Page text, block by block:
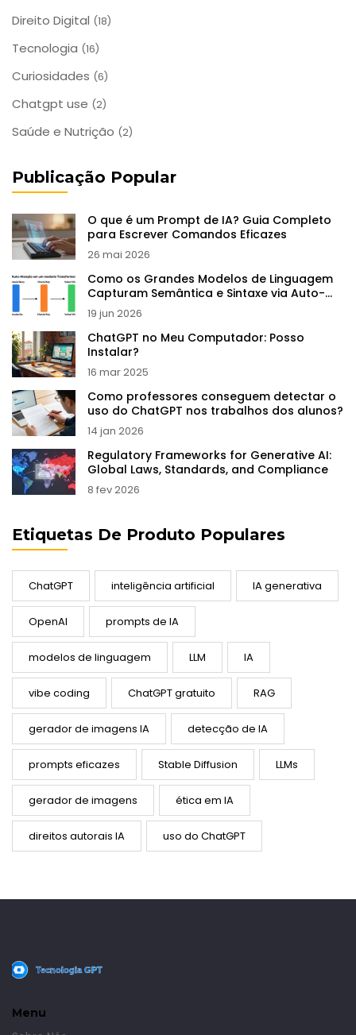
Direito Digital (18)
Tecnologia (16)
Curiosidades (6)
Chatgpt use (2)
Saúde e Nutrição (2)
Publicação Popular
O que é um Prompt de IA? Guia Completo
para Escrever Comandos Eficazes
26 mai 2026
Como os Grandes Modelos de Linguagem
Capturam Semântica e Sintaxe via Auto-
supervisão
19 jun 2026
ChatGPT no Meu Computador: Posso
Instalar?
16 mar 2025
Como professores conseguem detectar o
uso do ChatGPT nos trabalhos dos alunos?
14 jan 2026
Regulatory Frameworks for Generative AI:
Global Laws, Standards, and Compliance
8 fev 2026
Etiquetas De Produto Populares
ChatGPT inteligência artificial IA generativa
OpenAI prompts de IA
modelos de linguagem LLM IA
vibe coding ChatGPT gratuito RAG
gerador de imagens IA detecção de IA
prompts eficazes Stable Diffusion LLMs
gerador de imagens ética em IA
direitos autorais IA uso do ChatGPT
Menu